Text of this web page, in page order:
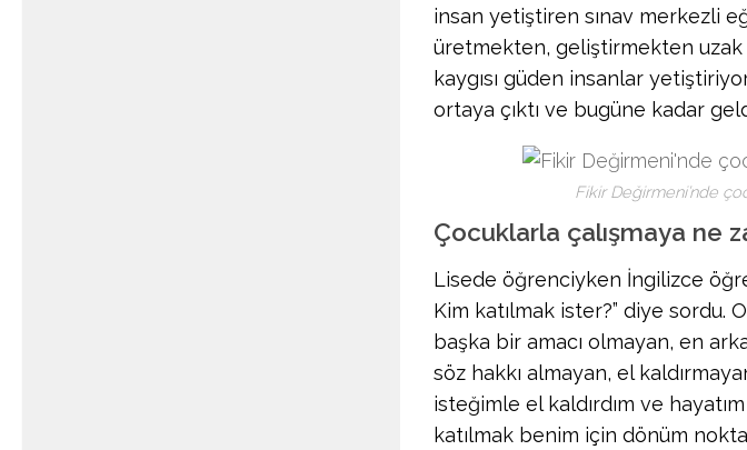
insan yetiştiren sınav merkezli
üretmekten, geliştirmekten
kaygısı güden insanlar
ortaya çıktı ve bugüne kadar
Fikir Değirmeni’nde
Çocuklarla çalışmaya ne
Lisede öğrenciyken İngilizce
Kim katılmak ister?” diye sordu.
başka bir amacı olmayan, en
söz hakkı almayan, el
isteğimle el kaldırdım ve
katılmak benim için dönüm